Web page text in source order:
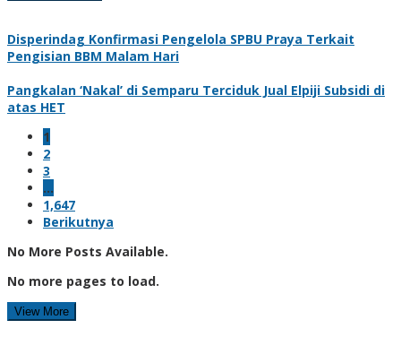
Disperindag Konfirmasi Pengelola SPBU Praya Terkait
Pengisian BBM Malam Hari
Pangkalan ‘Nakal’ di Semparu Terciduk Jual Elpiji Subsidi di
atas HET
1
2
3
…
1,647
Berikutnya
No More Posts Available.
No more pages to load.
View More